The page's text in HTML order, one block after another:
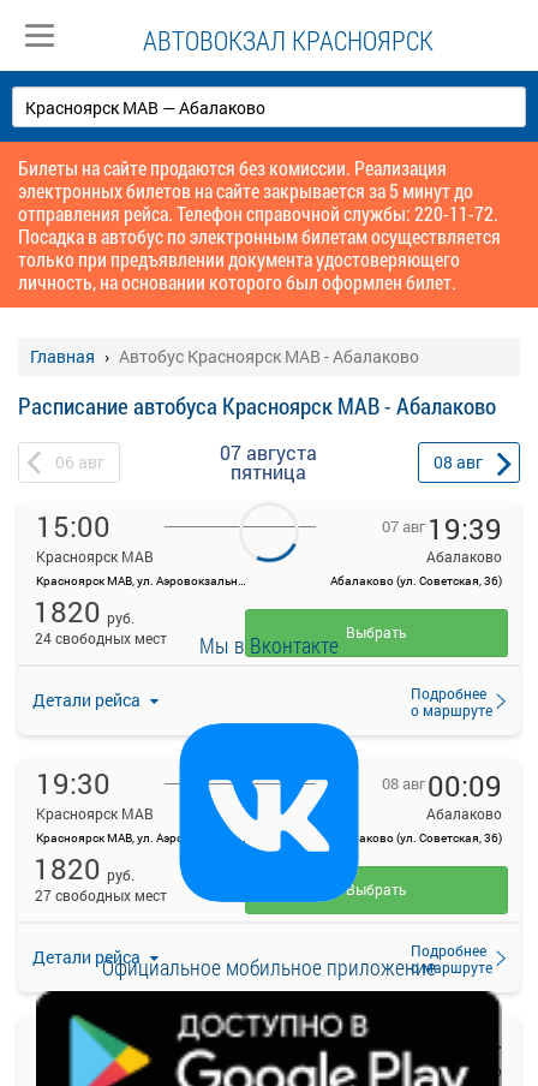
АВТОВОКЗАЛ КРАСНОЯРСК
Билеты на сайте продаются без комиссии. Реализация
электронных билетов на сайте закрывается за 5 минут до
отправления рейса. Телефон справочной службы: 220-11-72.
Посадка в автобус по электронным билетам осуществляется
только при предъявлении документа удостоверяющего
личность, на основании которого был оформлен билет.
Главная Автобус Красноярск МАВ - Абалаково
Расписание автобуса Красноярск МАВ - Абалаково
06 авг 07 августа
пятница 08 авг
15:00
Красноярск МАВ
Красноярск МАВ, ул. Аэровокзальная, д. 22
07 авг 19:39
Абалаково
Абалаково (ул. Советская, 36)
Детали рейса
Подробнее
о маршруте
1820 руб.
24 свободных мест
Выбрать
19:30
Красноярск МАВ
Красноярск МАВ, ул. Аэровокзальная, д. 22
08 авг00:09
Абалаково
Абалаково (ул. Советская, 36)
Детали рейса
Подробнее
о маршруте
1820 руб.
27 свободных мест
Выбрать
23:15
Красноярск МАВ
03:54
Абалаково
Мы в Вконтакте
Официальное мобильное приложение